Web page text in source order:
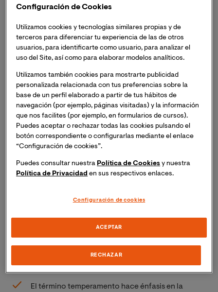
que muestran evidencias de sociabilidad en los niños y
aproximación, las conductas de intercambio, la
expresión de interés, las palabras de agradecimiento
son valoradas positivamente siendo evidencias de
desarrollo de la sociabilidad en el niño. Los adultos
tendemos a considerar que el desarrollo afectivo,
cognitivo e intelectual del niño está muy vinculado a la
sociabilidad. Lapsicología y las ciencias de la
educación desde distintos enfoques y perspectivas
avalan la anterior afirmación.
En distintos momentos de la historia de la psicología y
temperamento, carácter, personalidad e identidad han
sido utilizados para describir cómo son los niños y cuál
establecer patrones que ayuden a los padres y los
sociabilidad ha tenido un papel destacado en la
delimitación de las fases que describen cómo son los
El término temperamento hace énfasis en la
Configuración de Cookies
Utilizamos cookies y tecnologías similares propias y de
terceros para diferenciar tu experiencia de las de otros
usuarios, para identificarte como usuario, para analizar el
uso del Site, así como para elaborar modelos analíticos.
Utilizamos también cookies para mostrarte publicidad
personalizada relacionada con tus preferencias sobre la
base de un perfil elaborado a partir de tus hábitos de
navegación (por ejemplo, páginas visitadas) y la información
que nos facilites (por ejemplo, en formularios de cursos).
Puedes aceptar o rechazar todas las cookies pulsando el
botón correspondiente o configurarlas mediante el enlace
“Configuración de cookies”.
Puedes consultar nuestra Política de Cookies y nuestra
Política de Privacidad en sus respectivos enlaces.
Configuración de cookies
RECHAZAR
ACEPTAR